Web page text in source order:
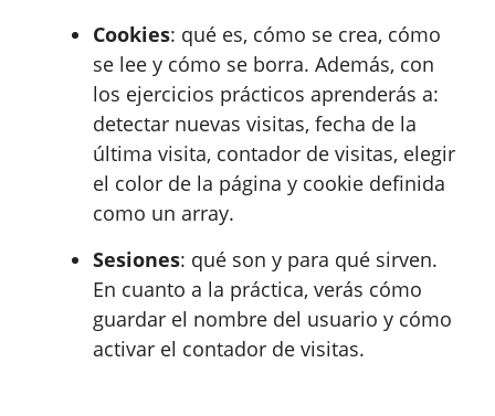
Cookies: qué es, cómo se crea, cómo
se lee y cómo se borra. Además, con
los ejercicios prácticos aprenderás a:
detectar nuevas visitas, fecha de la
última visita, contador de visitas, elegir
el color de la página y cookie definida
como un array.
Sesiones: qué son y para qué sirven.
En cuanto a la práctica, verás cómo
guardar el nombre del usuario y cómo
activar el contador de visitas.